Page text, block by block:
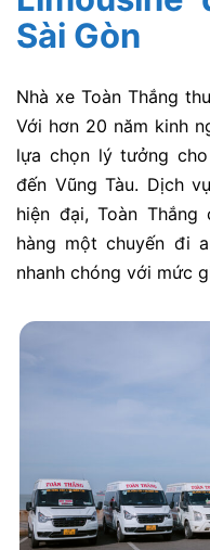
Sài Gòn
Nhà xe Toàn Thắng
Với hơn 20 năm kinh
lựa chọn lý tưởng
đến Vũng Tàu. Dịch
hiện đại, Toàn
hàng một chuyến đi
nhanh chóng với mức